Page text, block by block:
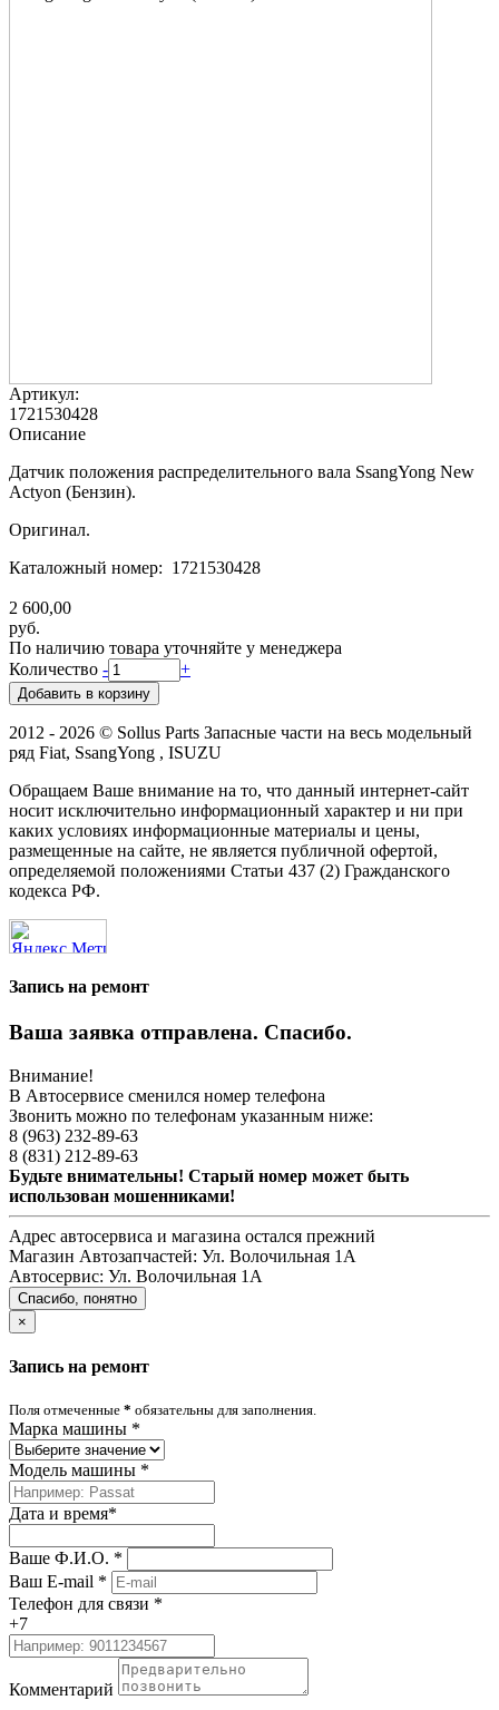
Артикул:
1721530428
Описание
Датчик положения распределительного вала SsangYong New
Actyon (Бензин).
Оригинал.
Каталожный номер: 1721530428
2 600,00
руб.
По наличию товара уточняйте у менеджера
Количество - +
2012 - 2026 © Sollus Parts Запасные части на весь модельный
ряд Fiat, SsangYong , ISUZU
Обращаем Ваше внимание на то, что данный интернет-сайт
носит исключительно информационный характер и ни при
каких условиях информационные материалы и цены,
размещенные на сайте, не является публичной офертой,
определяемой положениями Статьи 437 (2) Гражданского
кодекса РФ.
Запись на ремонт
Ваша заявка отправлена. Спасибо.
Внимание!
В Автосервисе сменился номер телефона
Звонить можно по телефонам указанным ниже:
8 (963) 232-89-63
8 (831) 212-89-63
Будьте внимательны! Старый номер может быть
использован мошенниками!
Адрес автосервиса и магазина остался прежний
Магазин Автозапчастей: Ул. Волочильная 1А
Автосервис: Ул. Волочильная 1А
Спасибо, понятно
×
Запись на ремонт
Поля отмеченные * обязательны для заполнения.
Марка машины *
Модель машины *
Дата и время*
Ваше Ф.И.О. *
Ваш E-mail *
Телефон для связи *
+7
Комментарий